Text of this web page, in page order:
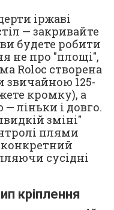
іржаві
— закривайте
будете робити
не про "площі",
Roloc створена
звичайною 125-
кромку), а
ліньки і довго.
зміні"
плями
конкретний
сусідні
кріплення